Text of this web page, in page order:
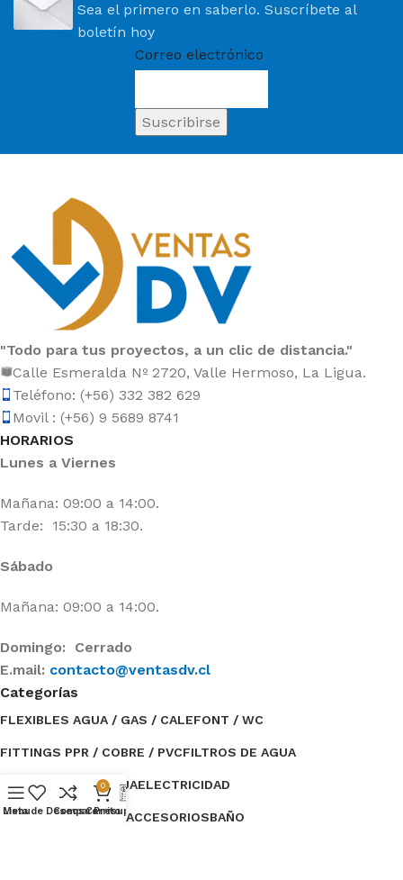
Sea el primero en saberlo. Suscríbete al
boletín hoy
Correo electrónico
"Todo para tus proyectos, a un clic de distancia."
Calle Esmeralda Nº 2720, Valle Hermoso, La Ligua.
Teléfono: (+56) 332 382 629
Movil : (+56) 9 5689 8741
HORARIOS
Lunes a Viernes
Mañana: 09:00 a 14:00.
Tarde: 15:30 a 18:30.
Sábado
Mañana: 09:00 a 14:00.
Domingo: Cerrado
E.mail: contacto@ventasdv.cl
Categorías
FLEXIBLES AGUA / GAS / CALEFONT / WC
FITTINGS PPR / COBRE / PVCFILTROS DE AGUA
ESTANQUES DE AGUAELECTRICIDAD
BOMBAS DE AGUA / ACCESORIOSBAÑO
Menu
Lista de Deseos
Compare
0
Carrito
Presupuesto